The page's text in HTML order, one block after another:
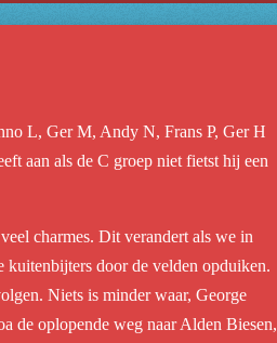
L, Ger M, Andy N, Frans P, Ger H
aan als de C groep niet fietst hij een
charmes. Dit verandert als we in
kuitenbijters door de velden opduiken.
Niets is minder waar, George
de oplopende weg naar Alden Biesen,